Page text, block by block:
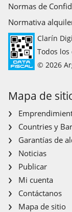
Normas de
Normativa
Clarín
Todos
© 2026
Mapa de
Countries y
Garantías de
Noticias
Publicar
Mi cuenta
Contáctanos
Mapa de sitio